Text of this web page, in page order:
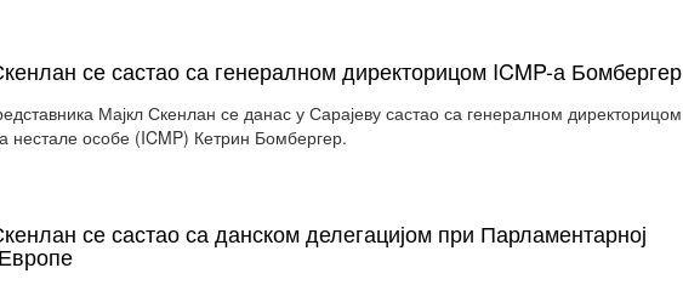
се састао са генералном директорицом ICMP-а Бомбергер
Мајкл Скенлан се данас у Сарајеву састао са генералном директорицом
нестале особе (ICMP) Кетрин Бомбергер.
се састао са данском делегацијом при Парламентарној